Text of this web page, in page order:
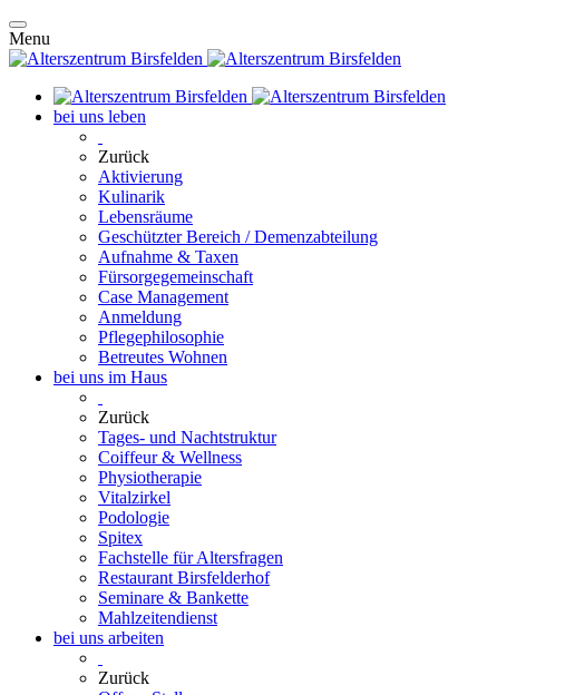
Menu
bei uns leben
Zurück
Aktivierung
Kulinarik
Lebensräume
Geschützter Bereich / Demenzabteilung
Aufnahme & Taxen
Fürsorgegemeinschaft
Case Management
Anmeldung
Pflegephilosophie
Betreutes Wohnen
bei uns im Haus
Zurück
Tages- und Nachtstruktur
Coiffeur & Wellness
Physiotherapie
Vitalzirkel
Podologie
Spitex
Fachstelle für Altersfragen
Restaurant Birsfelderhof
Seminare & Bankette
Mahlzeitendienst
bei uns arbeiten
Zurück